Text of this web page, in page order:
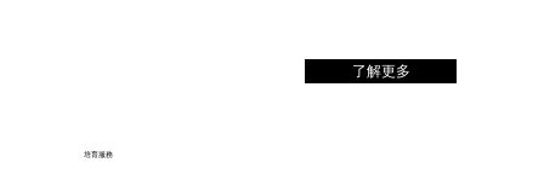
了解更多
培育服務